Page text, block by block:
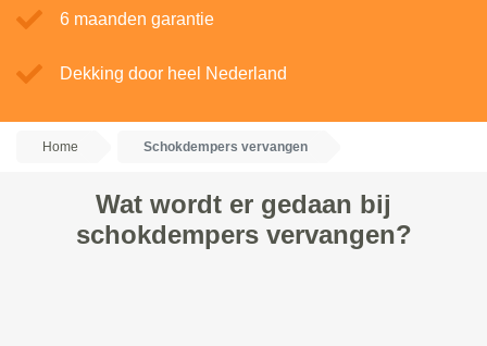
6 maanden garantie
Dekking door heel Nederland
Home Schokdempers vervangen
Wat wordt er gedaan bij
schokdempers vervangen?